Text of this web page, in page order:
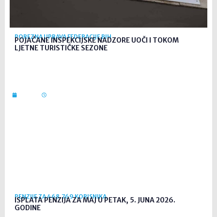
POREZNA UPRAVA FEDERACIJE BIH
POJAČANE INSPEKCIJSKE NADZORE UOČI I TOKOM
LJETNE TURISTIČKE SEZONE
PENZIJE ZA 468.769 KORISNIKA
ISPLATA PENZIJA ZA MAJ U PETAK, 5. JUNA 2026.
GODINE